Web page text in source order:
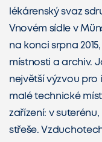
lékárenský svaz
Vnovém sídle v
na konci srpna
místnosti a archiv.
největší výzvou
malé technické
zařízení: v
střeše.